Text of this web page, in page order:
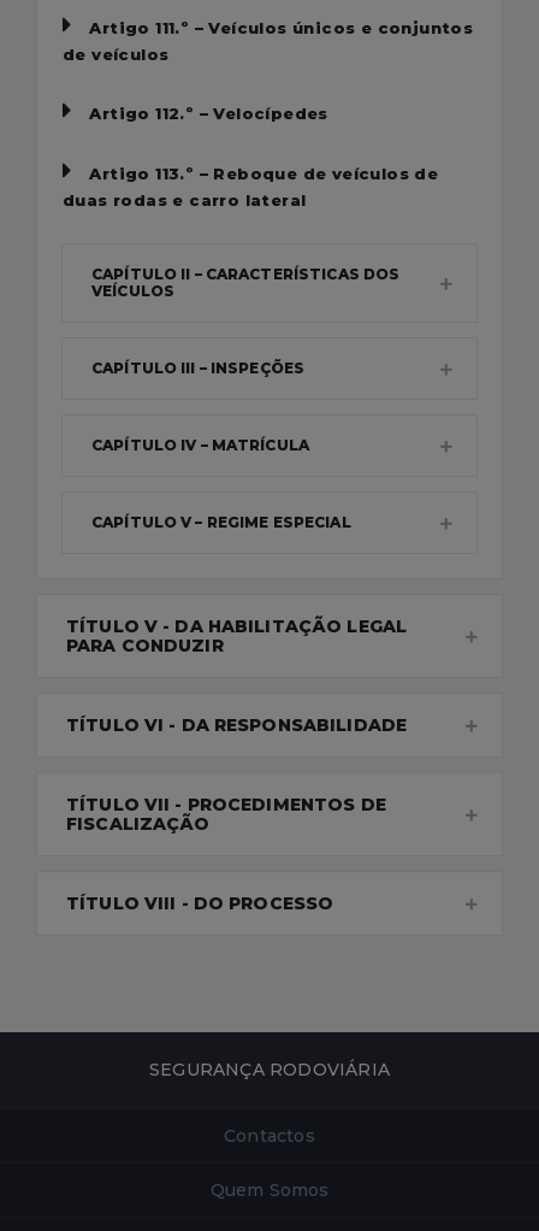
Artigo 111.º – Veículos únicos e conjuntos
de veículos
Artigo 112.º – Velocípedes
Artigo 113.º – Reboque de veículos de
duas rodas e carro lateral
CAPÍTULO II – CARACTERÍSTICAS DOS
VEÍCULOS
CAPÍTULO III – INSPEÇÕES
CAPÍTULO IV – MATRÍCULA
CAPÍTULO V – REGIME ESPECIAL
TÍTULO V - DA HABILITAÇÃO LEGAL
PARA CONDUZIR
TÍTULO VI - DA RESPONSABILIDADE
TÍTULO VII - PROCEDIMENTOS DE
FISCALIZAÇÃO
TÍTULO VIII - DO PROCESSO
SEGURANÇA RODOVIÁRIA
Contactos
Quem Somos